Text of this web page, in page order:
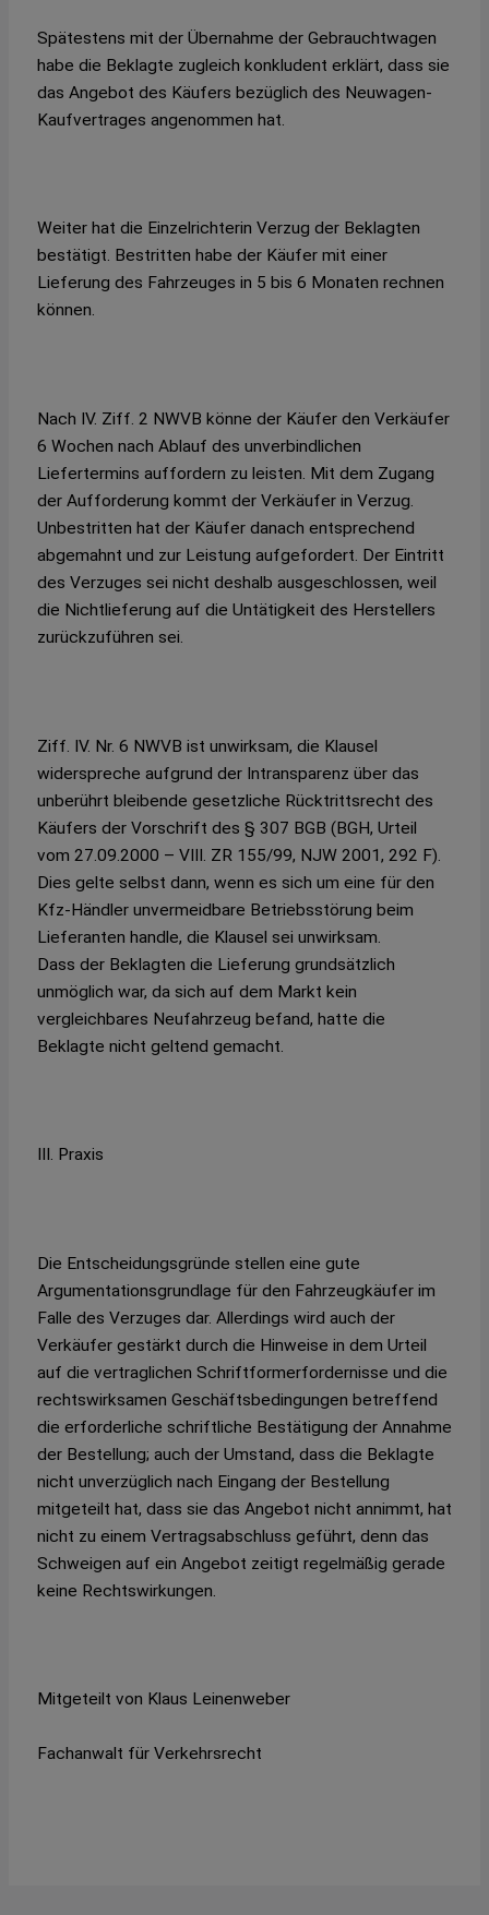
Spätestens mit der Übernahme der Gebrauchtwagen
habe die Beklagte zugleich konkludent erklärt, dass sie
das Angebot des Käufers bezüglich des Neuwagen-
Kaufvertrages angenommen hat.
Weiter hat die Einzelrichterin Verzug der Beklagten
bestätigt. Bestritten habe der Käufer mit einer
Lieferung des Fahrzeuges in 5 bis 6 Monaten rechnen
können.
Nach IV. Ziff. 2 NWVB könne der Käufer den Verkäufer
6 Wochen nach Ablauf des unverbindlichen
Liefertermins auffordern zu leisten. Mit dem Zugang
der Aufforderung kommt der Verkäufer in Verzug.
Unbestritten hat der Käufer danach entsprechend
abgemahnt und zur Leistung aufgefordert. Der Eintritt
des Verzuges sei nicht deshalb ausgeschlossen, weil
die Nichtlieferung auf die Untätigkeit des Herstellers
zurückzuführen sei.
Ziff. IV. Nr. 6 NWVB ist unwirksam, die Klausel
widerspreche aufgrund der Intransparenz über das
unberührt bleibende gesetzliche Rücktrittsrecht des
Käufers der Vorschrift des § 307 BGB (BGH, Urteil
vom 27.09.2000 – VIII. ZR 155/99, NJW 2001, 292 F).
Dies gelte selbst dann, wenn es sich um eine für den
Kfz-Händler unvermeidbare Betriebsstörung beim
Lieferanten handle, die Klausel sei unwirksam.
Dass der Beklagten die Lieferung grundsätzlich
unmöglich war, da sich auf dem Markt kein
vergleichbares Neufahrzeug befand, hatte die
Beklagte nicht geltend gemacht.
III. Praxis
Die Entscheidungsgründe stellen eine gute
Argumentationsgrundlage für den Fahrzeugkäufer im
Falle des Verzuges dar. Allerdings wird auch der
Verkäufer gestärkt durch die Hinweise in dem Urteil
auf die vertraglichen Schriftformerfordernisse und die
rechtswirksamen Geschäftsbedingungen betreffend
die erforderliche schriftliche Bestätigung der Annahme
der Bestellung; auch der Umstand, dass die Beklagte
nicht unverzüglich nach Eingang der Bestellung
mitgeteilt hat, dass sie das Angebot nicht annimmt, hat
nicht zu einem Vertragsabschluss geführt, denn das
Schweigen auf ein Angebot zeitigt regelmäßig gerade
keine Rechtswirkungen.
Mitgeteilt von Klaus Leinenweber
Fachanwalt für Verkehrsrecht